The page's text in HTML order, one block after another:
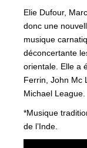
Elie Dufour,
donc une
musique
déconcertante
orientale. Elle a
Ferrin, John Mc
Michael League.
*Musique
de l’Inde.